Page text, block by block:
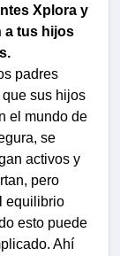
Xplora y
a tus hijos
padres
sus hijos
el mundo de
se
activos y
pero
equilibrio
esto puede
Ahí